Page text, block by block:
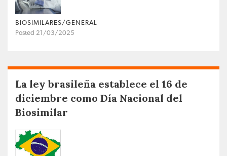
BIOSIMILARES/GENERAL
Posted 21/03/2025
La ley brasileña establece el 16 de
diciembre como Día Nacional del
Biosimilar